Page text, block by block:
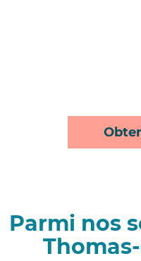
Parmi nos